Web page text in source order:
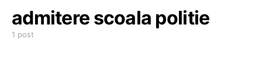
admitere scoala politie
1 post